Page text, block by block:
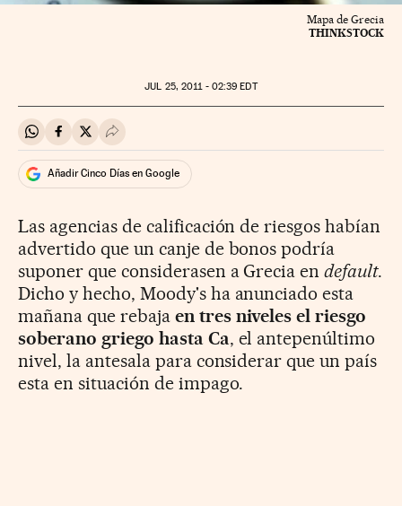
Mapa de Grecia
THINKSTOCK
JUL 25, 2011 - 02:39 EDT
Compartir en Whatsapp
Compartir en Facebook
Compartir en Twitter
Desplegar Redes Sociales
Añadir Cinco Días en Google
Las agencias de calificación de riesgos habían
advertido que un canje de bonos podría
suponer que considerasen a Grecia endefault.
Dicho y hecho, Moody's ha anunciado esta
mañana que rebaja en tres niveles el riesgo
soberano griego hasta Ca, el antepenúltimo
nivel, la antesala para considerar que un país
esta en situación de impago.